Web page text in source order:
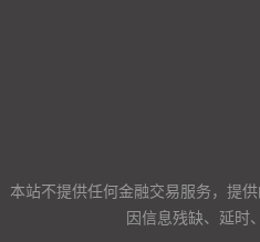
本站不提供任何金融交易服务，提
因信息残缺、延时